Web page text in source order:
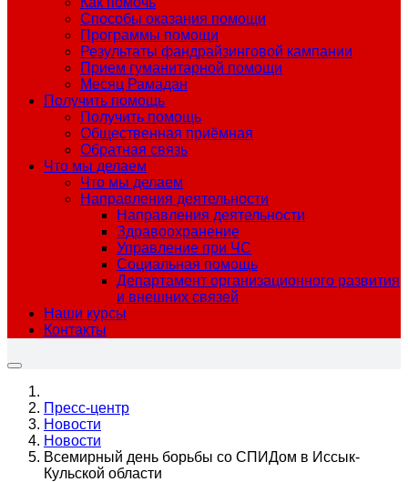
Способы оказания помощи
Программы помощи
Результаты фандрайзинговой кампании
Прием гуманитарной помощи
Месяц Рамадан
Получить помощь
Получить помощь
Общественная приёмная
Обратная связь
Что мы делаем
Что мы делаем
Направления деятельности
Направления деятельности
Здравоохранение
Управление при ЧС
Социальная помощь
Департамент организационного развития
и внешних связей
Наши курсы
Контакты
Пресс-центр
Новости
Новости
Всемирный день борьбы со СПИДом в Иссык-
Кульской области